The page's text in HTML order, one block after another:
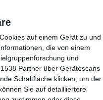
auf einem Gerät zu und
die von einem
und
Partner über Gerätescans
Schaltfläche klicken, um der
Sie auf detailliertere
(95,56%)